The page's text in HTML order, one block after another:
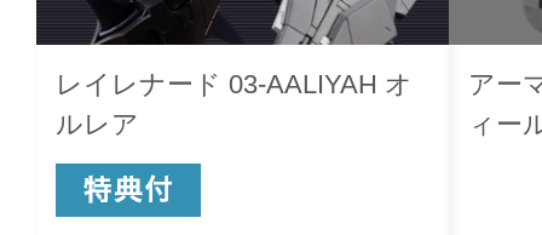
レイレナード 03-AALIYAH オ
ルレア
アー
ィー